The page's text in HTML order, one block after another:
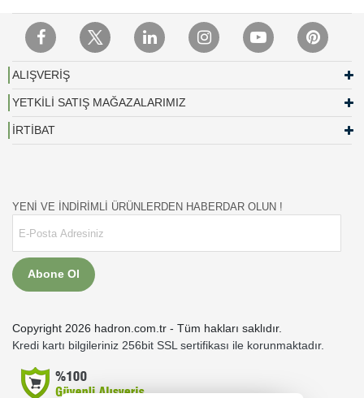
ALIŞVERİŞ
YETKİLİ SATIŞ MAĞAZALARIMIZ
İRTİBAT
YENİ VE İNDİRİMLİ ÜRÜNLERDEN HABERDAR OLUN !
Abone Ol
Copyright 2026 hadron.com.tr - Tüm hakları saklıdır.
Kredi kartı bilgileriniz 256bit SSL sertifikası ile korunmaktadır.